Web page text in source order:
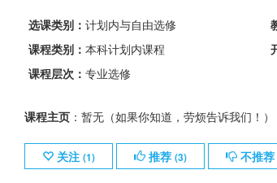
选课类别： 计划内与自由选修
课程类别： 本科计划内课程
课程层次： 专业选修
课程主页：暂无（如果你知道，劳烦告诉我们！）
关注 (1) 推荐 (3) 不推荐